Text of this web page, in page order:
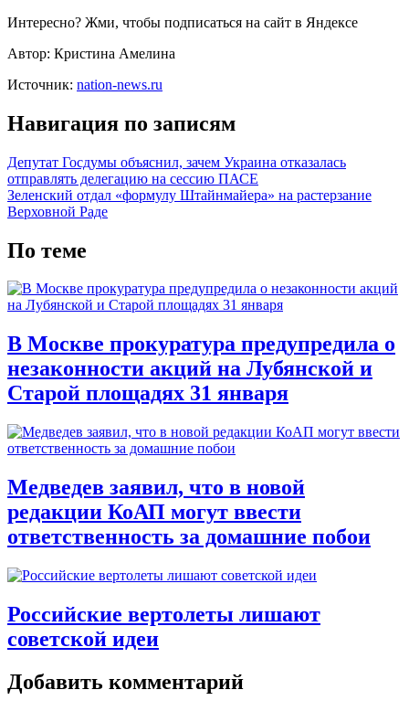
Интересно? Жми, чтобы подписаться на сайт в Яндексе
Автор: Кристина Амелина
Источник: nation-news.ru
Навигация по записям
Депутат Госдумы объяснил, зачем Украина отказалась
отправлять делегацию на сессию ПАСЕ
Зеленский отдал «формулу Штайнмайера» на растерзание
Верховной Раде
По теме
В Москве прокуратура предупредила о
незаконности акций на Лубянской и
Старой площадях 31 января
Медведев заявил, что в новой
редакции КоАП могут ввести
ответственность за домашние побои
Российские вертолеты лишают
советской идеи
Добавить комментарий